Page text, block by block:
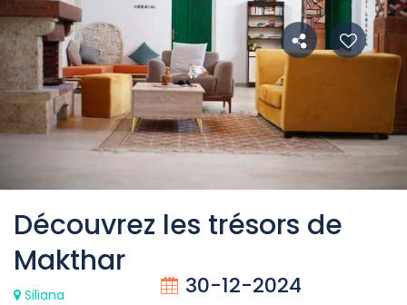
Découvrez les trésors de
Makthar
Siliana 30-12-2024